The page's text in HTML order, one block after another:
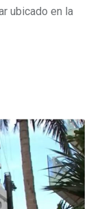
ubicado en la